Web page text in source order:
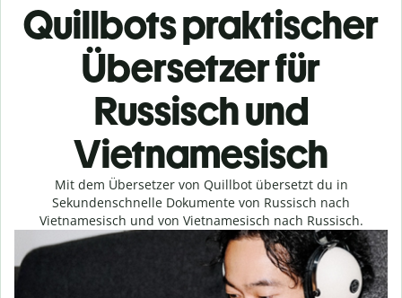
Quillbots praktischer
Übersetzer für
Russisch und
Vietnamesisch
Mit dem Übersetzer von Quillbot übersetzt du in
Sekundenschnelle Dokumente von Russisch nach
Vietnamesisch und von Vietnamesisch nach Russisch.